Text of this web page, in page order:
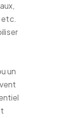
etc.
un